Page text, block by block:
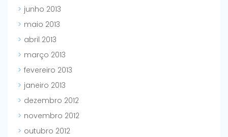
junho 2013
maio 2013
abril 2013
março 2013
fevereiro 2013
janeiro 2013
dezembro 2012
novembro 2012
outubro 2012